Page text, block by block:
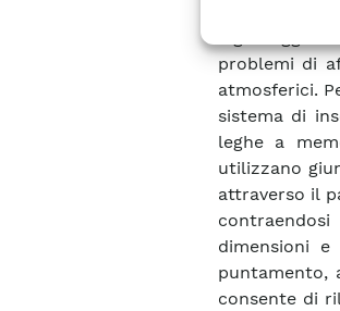
dell’arte
problemi di
atmosferici.
sistema di
leghe a
utilizzano
attraverso il
dimensioni
puntamento,
consente di